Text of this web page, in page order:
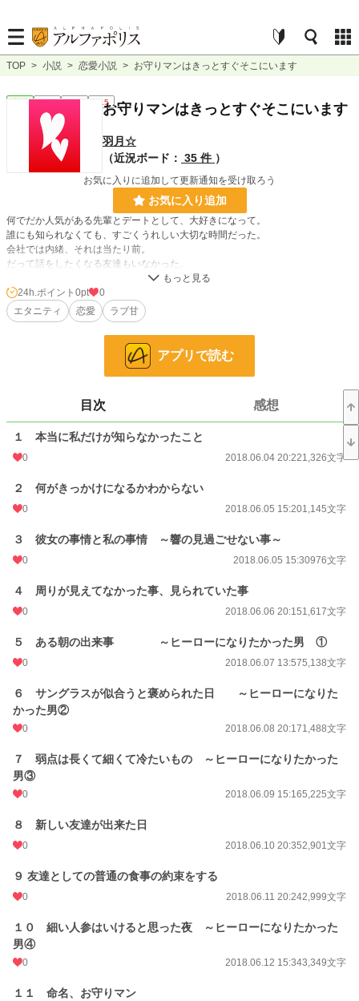
TOP > 小説 > 恋愛小説 > お守りマンはきっとすぐそこにいます
完結 長編 R15お守りマンはきっとすぐそこにいます
羽月☆
（近況ボード： 35 件 ）
お気に入りに追加して更新通知を受け取ろう
お気に入り追加
何でだか人気がある先輩とデートとして、大好きになって。
誰にも知られなくても、すごくうれしい大切な時間だった。
会社では内緒、それは当たり前。
だって話をしたくなる友達もいなかった。
柴田操 やっと二年目のＯＬ。
ひっそりと大人しい自分だけど、楽しい時はあります。
ただ、それが長く続かなかっただけ。
元々それほど彼には大切な時間じゃなかったみたい。
食堂で聞いた噂に打ちのめされて。
慰めてくれたのが唯一の同期だった。
新しい友達が出来たことを喜ぼう。
私に声をかけてくるかっこいい人なんて、絶対いないから。
そんな私が出会ったのは会社のあるビルの警備をする人だった。
少しづつ、友達だったその人が当たり前の大切な存在になりました。
ちょっとだけ臆病になった操の恋愛の話です。
小説
恋愛 66,371 位 / 66,371 件
24h.ポイント 0 pt
文字数
更新日時 2018.06.29 20:44
初回公開日時
週間ポイント
月間ポイント 0 pt (228,784 位)
年間ポイント
累計ポイント 37,061 pt (52,300 位)
24h.ポイント 0pt
0
エタニティ
恋愛 ラブ甘
アプリで読む
目次 感想
１ 本当に私だけが知らなかったこと
0 2018.06.04 20:221,326文字
２ 何がきっかけになるかわからない
0 2018.06.05 15:201,145文字
３ 彼女の事情と私の事情 ～響の見過ごせない事～
0 2018.06.05 15:30976文字
４ 周りが見えてなかった事、見られていた事
0 2018.06.06 20:151,617文字
５ ある朝の出来事 ～ヒーローになりたかった男 ①
0 2018.06.07 13:575,138文字
６ サングラスが似合うと褒められた日 ～ヒーローになりた
かった男②
0 2018.06.08 20:171,488文字
７ 弱点は長くて細くて冷たいもの ～ヒーローになりたかった
男③
0 2018.06.09 15:165,225文字
８ 新しい友達が出来た日
0 2018.06.10 20:352,901文字
９ 友達としての普通の食事の約束をする
0 2018.06.11 20:242,999文字
１０ 細い人参はいけると思った夜 ～ヒーローになりたかった
男④
0 2018.06.12 15:343,349文字
１１ 命名、お守りマン